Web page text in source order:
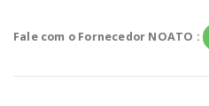
Fale com o Fornecedor NOATO :